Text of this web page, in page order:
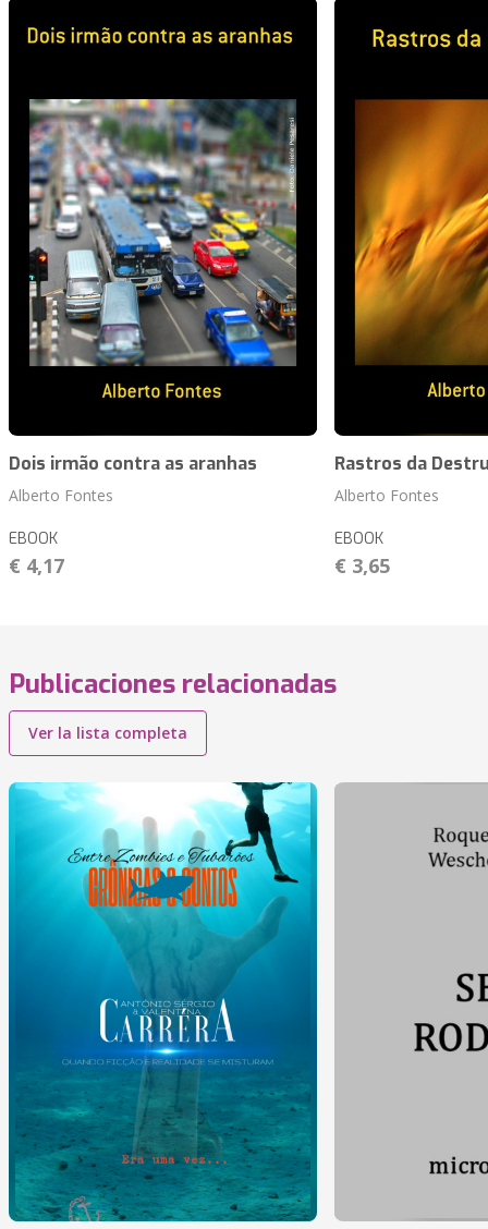
Dois irmão contra as aranhas
Alberto Fontes
EBOOK
€ 4,17
Rastros da
Alberto Fontes
EBOOK
€ 3,65
Publicaciones relacionadas
Ver la lista completa